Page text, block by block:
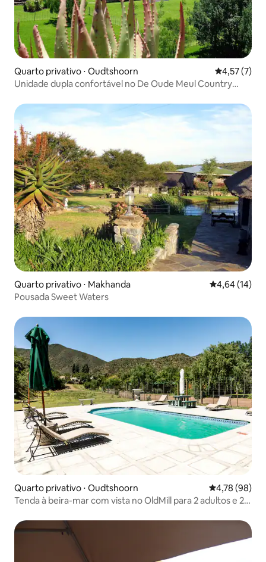
Quarto privativo ⋅ Oudtshoorn 4,57 de
4,57 (7)
Unidade dupla confortável no De Oude Meul Country
Quarto privativo ⋅ Makhanda 4,64 de uma
4,64 (14)
Pousada Sweet Waters
Quarto privativo ⋅ Oudtshoorn 4,78 de uma
4,78 (98)
Tenda à beira-mar com vista no OldMill para 2 adultos e 2